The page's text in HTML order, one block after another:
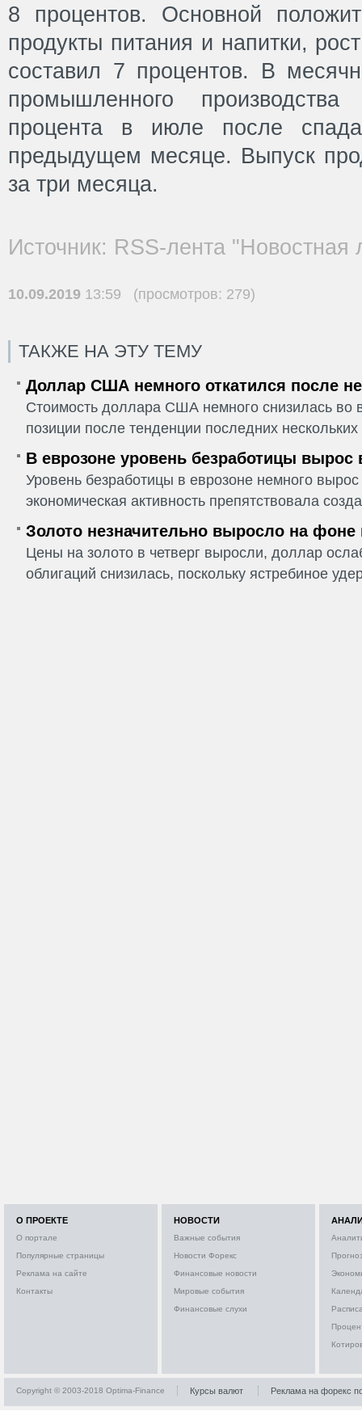
8 процентов. Основной
продукты питания и напитки,
составил 7 процентов. В
промышленного
процента в июле после
предыдущем месяце. Выпуск
за три месяца.
Источник: RSS-лента "Новостная
10.09.2019 13:59 (просмотров: 279)
ТАКЖЕ НА ЭТУ ТЕМУ
Доллар США немного откатился после
Стоимость доллара США немного снизилась во
позиции после тенденции последних
В еврозоне уровень безработицы вырос
Уровень безработицы в еврозоне немного
экономическая активность препятствовала
Золото незначительно выросло на фоне
Цены на золото в четверг выросли, доллар
облигаций снизилась, поскольку ястребиное
О ПРОЕКТЕ
О портале
Популярные страницы
Реклама на сайте
Контакты
НОВОСТИ
Важные события
Новости Форекс
Финансовые новости
Мировые события
Финансовые слухи
Copyright © 2003-2018 Optima-Finance Курсы валют Реклама на форекс